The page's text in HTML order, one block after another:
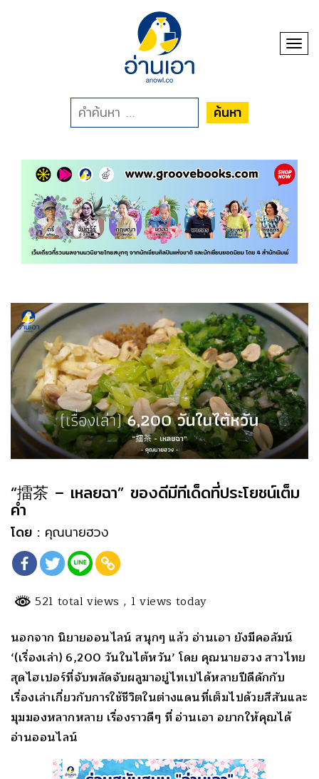
ค้นหา
“擂茶 – เหลยฉา” ของดีมีทีเด็ดที่ประโยชน์เต็ม
คำ
โดย : คุณนายฮวง
521 total views , 1 views today
นอกจาก นิยายออนไลน์ สนุกๆ แล้ว อ่านเอา ยังมีคอลัมน์
‘(เรื่องเล่า) 6,200 วันในไต้หวัน’ โดย คุณนายฮวง สาวไทย
สุดไฮเปอร์ที่จับพลัดจับผลูมาอยู่ไทเปได้หลายปีดีดักกับ
เรื่องเล่าเกี่ยวกับการใช้ชีวิตในต่างแดนที่เต็มไปด้วยสีสันและ
มุมมองหลากหลาย เรื่องราวดีๆ ที่ อ่านเอา อยากให้คุณได้
อ่านออนไลน์